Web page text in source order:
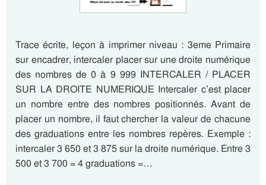
Trace écrite, leçon à imprimer niveau : 3eme Primaire
sur encadrer, intercaler placer sur une droite numérique
des nombres de 0 à 9 999 INTERCALER / PLACER
SUR LA DROITE NUMERIQUE Intercaler c’est placer
un nombre entre des nombres positionnés. Avant de
placer un nombre, il faut chercher la valeur de chacune
des graduations entre les nombres repères. Exemple :
intercaler 3 650 et 3 875 sur la droite numérique. Entre 3
500 et 3 700 = 4 graduations =…